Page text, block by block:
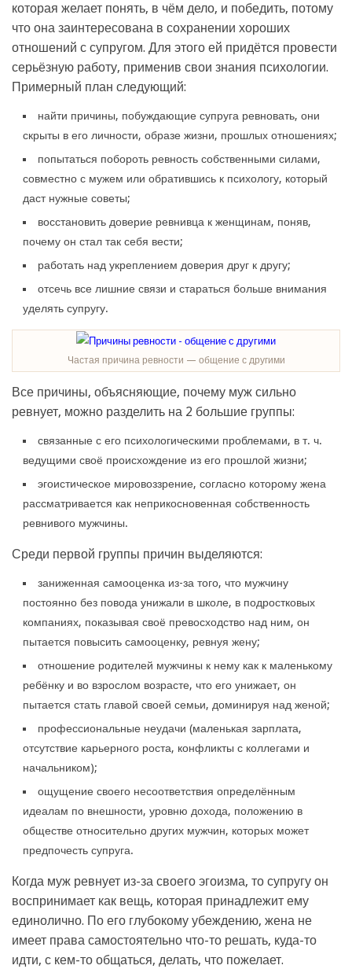
которая желает понять, в чём дело, и победить, потому
что она заинтересована в сохранении хороших
отношений с супругом. Для этого ей придётся провести
серьёзную работу, применив свои знания психологии.
Примерный план следующий:
найти причины, побуждающие супруга ревновать, они
скрыты в его личности, образе жизни, прошлых отношениях;
попытаться побороть ревность собственными силами,
совместно с мужем или обратившись к психологу, который
даст нужные советы;
восстановить доверие ревнивца к женщинам, поняв,
почему он стал так себя вести;
работать над укреплением доверия друг к другу;
отсечь все лишние связи и стараться больше внимания
уделять супругу.
Частая причина ревности — общение с другими
Все причины, объясняющие, почему муж сильно
ревнует, можно разделить на 2 большие группы:
связанные с его психологическими проблемами, в т. ч.
ведущими своё происхождение из его прошлой жизни;
эгоистическое мировоззрение, согласно которому жена
рассматривается как неприкосновенная собственность
ревнивого мужчины.
Среди первой группы причин выделяются:
заниженная самооценка из-за того, что мужчину
постоянно без повода унижали в школе, в подростковых
компаниях, показывая своё превосходство над ним, он
пытается повысить самооценку, ревнуя жену;
отношение родителей мужчины к нему как к маленькому
ребёнку и во взрослом возрасте, что его унижает, он
пытается стать главой своей семьи, доминируя над женой;
профессиональные неудачи (маленькая зарплата,
отсутствие карьерного роста, конфликты с коллегами и
начальником);
ощущение своего несоответствия определённым
идеалам по внешности, уровню дохода, положению в
обществе относительно других мужчин, которых может
предпочесть супруга.
Когда муж ревнует из-за своего эгоизма, то супругу он
воспринимает как вещь, которая принадлежит ему
единолично. По его глубокому убеждению, жена не
имеет права самостоятельно что-то решать, куда-то
идти, с кем-то общаться, делать, что пожелает.